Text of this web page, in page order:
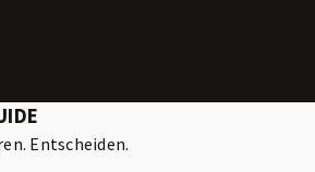
Entscheiden.